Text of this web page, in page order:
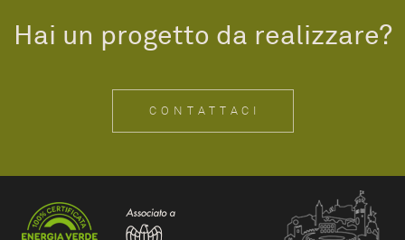
Hai un progetto da realizzare?
CONTATTACI